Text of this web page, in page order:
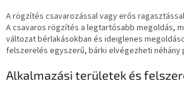
A rögzítés csavarozással vagy erős
A csavaros rögzítés a legtartósabb megoldás,
változat bérlakásokban és ideiglenes
felszerelés egyszerű, bárki elvégezheti néhány
Alkalmazási területek és